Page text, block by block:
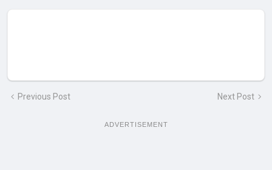
Previous Post Next Post
ADVERTISEMENT